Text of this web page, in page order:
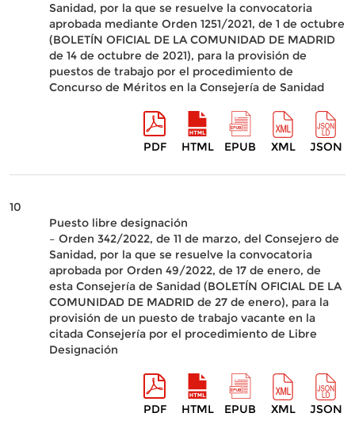
Sanidad, por la que se resuelve la convocatoria
aprobada mediante Orden 1251/2021, de 1 de octubre
(BOLETÍN OFICIAL DE LA COMUNIDAD DE MADRID
de 14 de octubre de 2021), para la provisión de
puestos de trabajo por el procedimiento de
Concurso de Méritos en la Consejería de Sanidad
PDF HTML EPUB XML JSON
10
Puesto libre designación
– Orden 342/2022, de 11 de marzo, del Consejero de
Sanidad, por la que se resuelve la convocatoria
aprobada por Orden 49/2022, de 17 de enero, de
esta Consejería de Sanidad (BOLETÍN OFICIAL DE LA
COMUNIDAD DE MADRID de 27 de enero), para la
provisión de un puesto de trabajo vacante en la
citada Consejería por el procedimiento de Libre
Designación
PDF HTML EPUB XML JSON